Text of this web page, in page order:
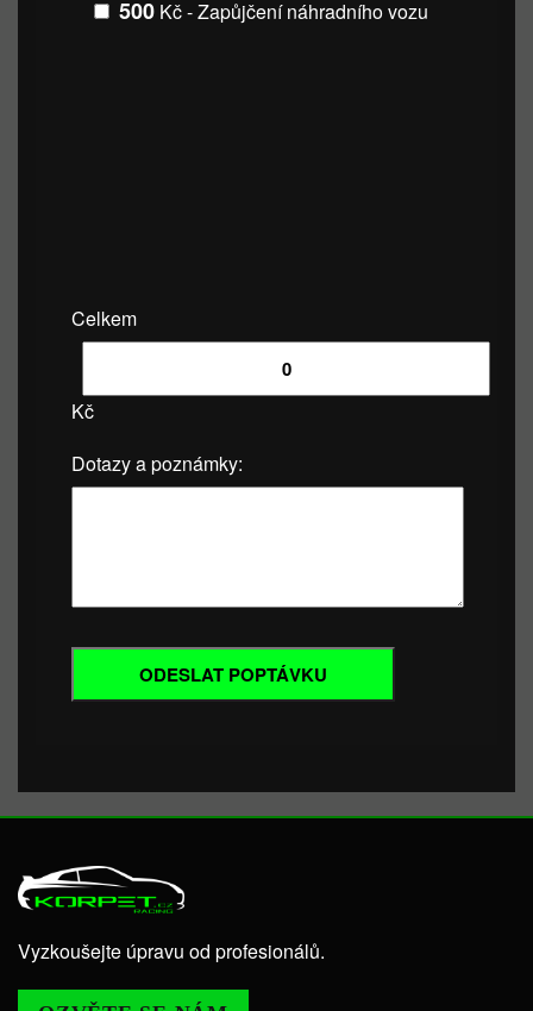
500 Kč - Zapůjčení náhradního vozu
Celkem
Kč
Dotazy a poznámky:
Vyzkoušejte úpravu od profesionálů.